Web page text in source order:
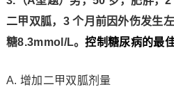
二甲双胍，3 个月前因外伤发生
糖8.3mmol/L。控制糖尿病的最
A. 增加二甲双胍剂量